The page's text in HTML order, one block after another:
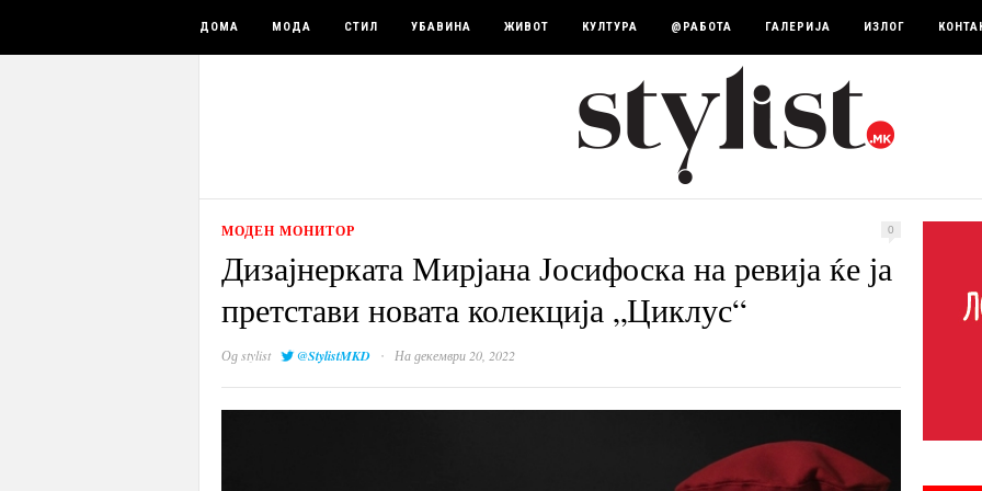
ДОМА МОДА СТИЛ УБАВИНА ЖИВОТ КУЛТУРА @РАБОТА ГАЛЕРИЈА ИЗЛОГ
МОДЕН МОНИТОР 0
Дизајнерката Мирјана Јосифоска на ревија ќе ја
претстави новата колекција „Циклус“
Одstylist @StylistMKD · На декември 20, 2022